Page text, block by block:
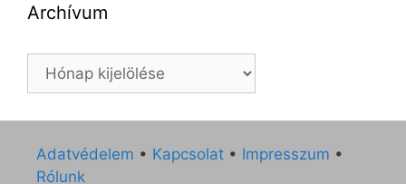
Archívum
Archívum
Adatvédelem • Kapcsolat • Impresszum •
Rólunk